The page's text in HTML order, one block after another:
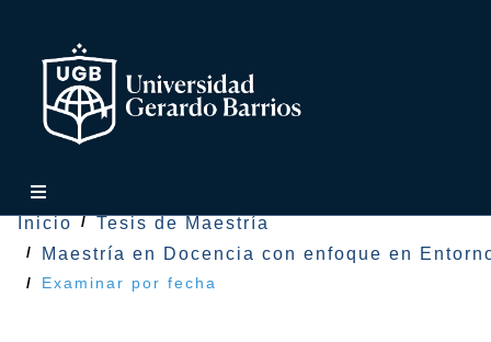
Inicio
Tesis de Maestría
Maestría en Docencia con enfoque en
Examinar por fecha